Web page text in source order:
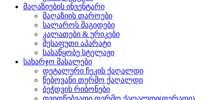
მაღაზიების ინვენტარი
მაღაზიის თაროები
სალაროს მაგიდები
კალათები & ურიკები
შესაფუთი აპარატი
სასაწყობე სტელაჟი
სახარჯო მასალები
დეტალური ჩეკის ქაღალდი
წებოვანი თერმო ქაღალდი
ბეჭდვის რიბონები
თვითწებვადი თერმო ქაღალდი(ფერადი)